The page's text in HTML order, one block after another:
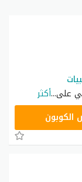
على...أكثر
الكوبون